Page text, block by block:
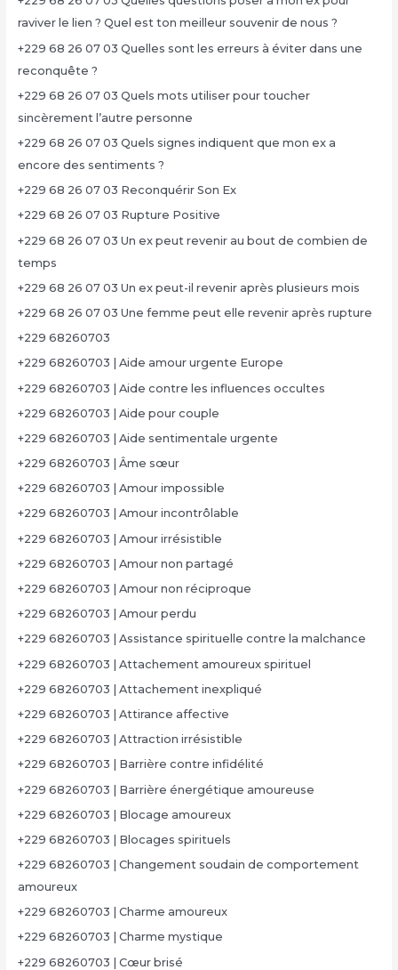
raviver le lien ? Quel est ton meilleur souvenir de nous ?
+229 68 26 07 03 Quelles sont les erreurs à éviter dans une
reconquête ?
+229 68 26 07 03 Quels mots utiliser pour toucher
sincèrement l’autre personne
+229 68 26 07 03 Quels signes indiquent que mon ex a
encore des sentiments ?
+229 68 26 07 03 Reconquérir Son Ex
+229 68 26 07 03 Rupture Positive
+229 68 26 07 03 Un ex peut revenir au bout de combien de
temps
+229 68 26 07 03 Un ex peut-il revenir après plusieurs mois
+229 68 26 07 03 Une femme peut elle revenir après rupture
+229 68260703
+229 68260703 | Aide amour urgente Europe
+229 68260703 | Aide contre les influences occultes
+229 68260703 | Aide pour couple
+229 68260703 | Aide sentimentale urgente
+229 68260703 | Âme sœur
+229 68260703 | Amour impossible
+229 68260703 | Amour incontrôlable
+229 68260703 | Amour irrésistible
+229 68260703 | Amour non partagé
+229 68260703 | Amour non réciproque
+229 68260703 | Amour perdu
+229 68260703 | Assistance spirituelle contre la malchance
+229 68260703 | Attachement amoureux spirituel
+229 68260703 | Attachement inexpliqué
+229 68260703 | Attirance affective
+229 68260703 | Attraction irrésistible
+229 68260703 | Barrière contre infidélité
+229 68260703 | Barrière énergétique amoureuse
+229 68260703 | Blocage amoureux
+229 68260703 | Blocages spirituels
+229 68260703 | Changement soudain de comportement
amoureux
+229 68260703 | Charme amoureux
+229 68260703 | Charme mystique
+229 68260703 | Cœur brisé